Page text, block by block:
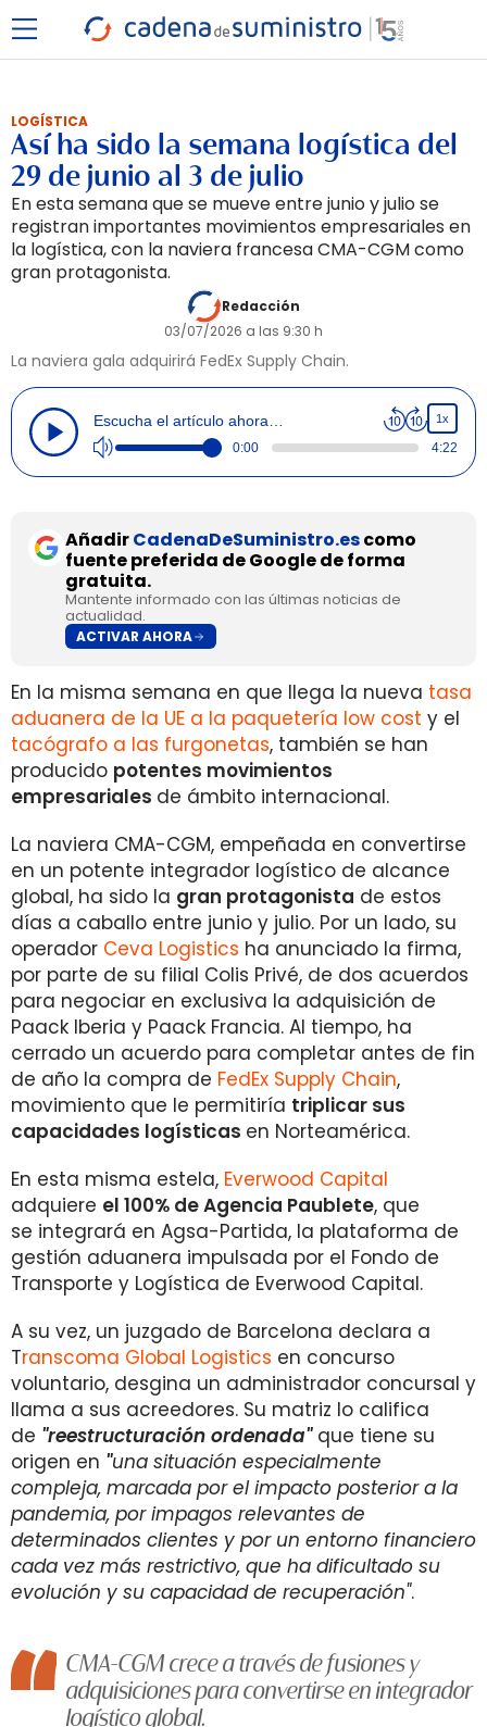
LOGÍSTICA
Así ha sido la semana logística del
29 de junio al 3 de julio
En esta semana que se mueve entre junio y julio se
registran importantes movimientos empresariales en
la logística, con la naviera francesa CMA-CGM como
gran protagonista.
Redacción
03/07/2026 a las 9:30 h
La naviera gala adquirirá FedEx Supply Chain.
Escucha el artículo ahora… 1x
0:00 4:22
AñadirCadenaDeSuministro.escomo
fuente preferida de Google de forma
gratuita.
Mantente informado con las últimas noticias de
actualidad.
ACTIVAR AHORA
En la misma semana en que llega la nueva tasa
aduanera de la UE a la paquetería low cost y el
tacógrafo a las furgonetas, también se han
producido potentes movimientos
empresariales de ámbito internacional.
La naviera CMA-CGM, empeñada en convertirse
en un potente integrador logístico de alcance
global, ha sido la gran protagonista de estos
días a caballo entre junio y julio. Por un lado, su
operador Ceva Logistics ha anunciado la firma,
por parte de su filial Colis Privé, de dos acuerdos
para negociar en exclusiva la adquisición de
Paack Iberia y Paack Francia. Al tiempo, ha
cerrado un acuerdo para completar antes de fin
de año la compra de FedEx Supply Chain,
movimiento que le permitiría triplicar sus
capacidades logísticas en Norteamérica.
En esta misma estela, Everwood Capital
adquiere el 100% de Agencia Paublete, que
se integrará en Agsa-Partida, la plataforma de
gestión aduanera impulsada por el Fondo de
Transporte y Logística de Everwood Capital.
A su vez, un juzgado de Barcelona declara a
Transcoma Global Logistics en concurso
voluntario, desgina un administrador concursal y
llama a sus acreedores. Su matriz lo califica
de "reestructuración ordenada" que tiene su
origen en "una situación especialmente
compleja, marcada por el impacto posterior a la
pandemia, por impagos relevantes de
determinados clientes y por un entorno financiero
cada vez más restrictivo, que ha dificultado su
evolución y su capacidad de recuperación".
CMA-CGM crece a través de fusiones y
adquisiciones para convertirse en integrador
logístico global.